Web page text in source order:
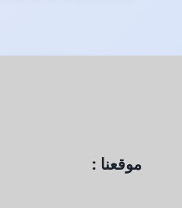
موقعنا :